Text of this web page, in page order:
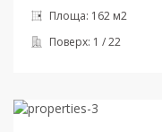
Площа: 162 м2
Поверх: 1 / 22